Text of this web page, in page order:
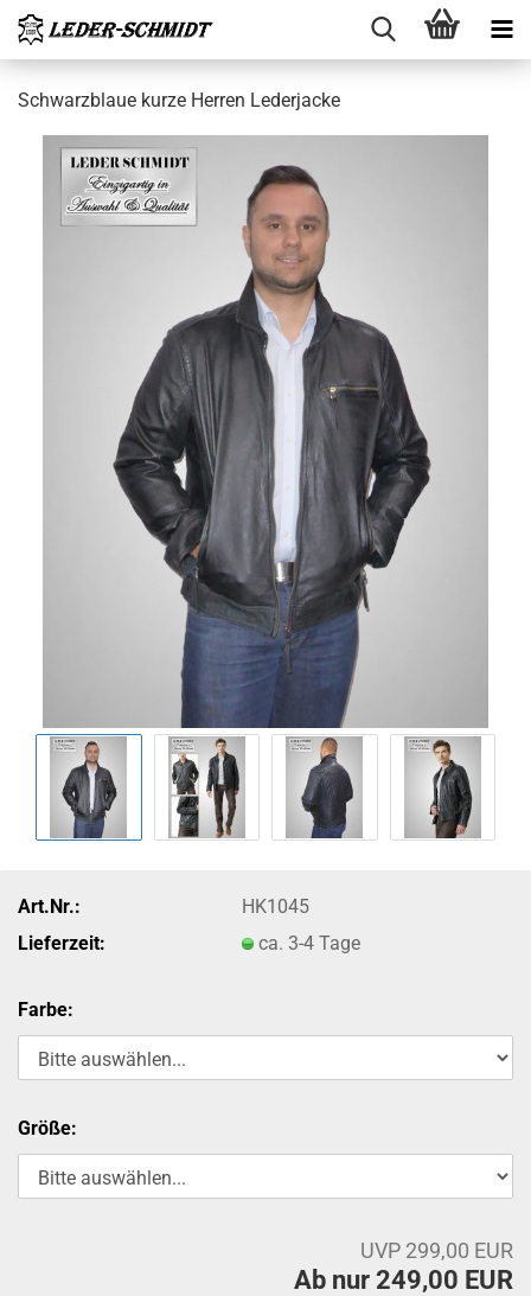
Schwarz­blaue kurze Her­ren Le­der­ja­cke
Art.Nr.:
HK1045
Lieferzeit:
ca. 3-4 Tage
Farbe:
Größe:
UVP 299,00 EUR
Ab nur 249,00 EUR